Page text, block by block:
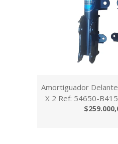
Amortiguador
X 2 Ref: 54650-